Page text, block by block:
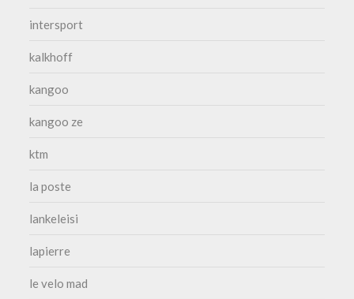
intersport
kalkhoff
kangoo
kangoo ze
ktm
la poste
lankeleisi
lapierre
le velo mad